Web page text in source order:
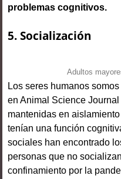
problemas cognitivos.
5. Socialización
Adultos
Los seres humanos
en Animal Science
mantenidas en
tenían una función
sociales han encontrado
personas que no
confinamiento por la